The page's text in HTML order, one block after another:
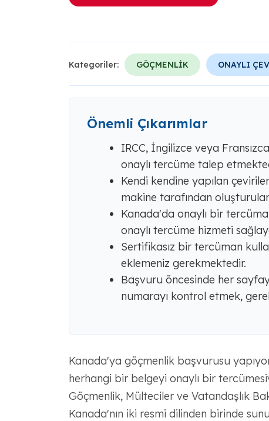
Kategoriler: GÖÇMENLİK ONAYLI
Önemli Çıkarımlar
IRCC, İngilizce veya
onaylı tercüme talep
Kendi kendine yapılan
makine tarafından
Kanada'da onaylı bir
onaylı tercüme hizmeti
Sertifikasız bir tercüman
eklemeniz gerekmektedir.
Başvuru öncesinde her
numarayı kontrol etmek,
Kanada'ya göçmenlik başvurusu
herhangi bir belgeyi onaylı bir
Göçmenlik, Mülteciler ve Vatandaşlık
Kanada'nın iki resmi dilinden birinde